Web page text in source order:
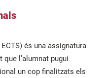
és una assignatura
l’alumnat pugui
un cop finalitzats els